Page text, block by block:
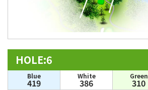
HOLE:6
Blue
419
White
386
Green
310